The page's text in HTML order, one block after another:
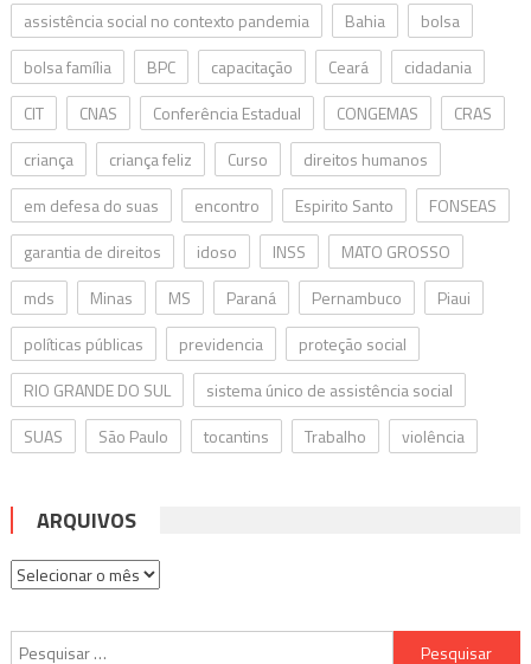
assistência social no contexto pandemia
Bahia
bolsa
bolsa família
BPC capacitação Ceará
cidadania
CIT
CNAS Conferência Estadual CONGEMAS
CRAS
criança
criança feliz Curso
direitos humanos
em defesa do suas
encontro Espirito Santo
FONSEAS
garantia de direitos
idoso INSS
MATO GROSSO
mds
Minas MS Paraná Pernambuco
Piaui
políticas públicas
previdencia
proteção social
RIO GRANDE DO SUL
sistema único de assistência social
SUAS
São Paulo tocantins Trabalho violência
ARQUIVOS
Arquivos
Pesquisar